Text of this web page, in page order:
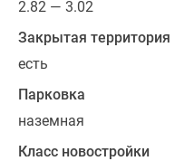
своеобразие.
комплексе
на
выбор
2.82 — 3.02
Закрытая территория
есть
Парковка
наземная
Класс новостройки